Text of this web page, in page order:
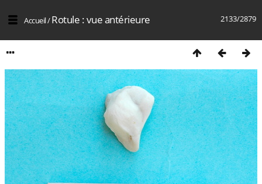
2133/2879
Accueil/Rotule : vue antérieure